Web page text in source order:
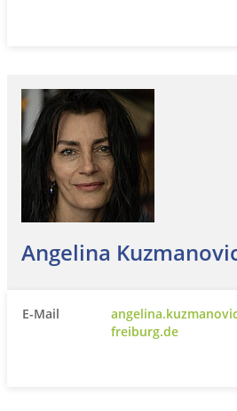
Angelina
E-Mail
freiburg.de